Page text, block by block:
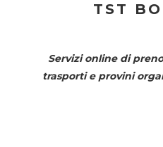
TST
Servizi online di
trasporti e provini